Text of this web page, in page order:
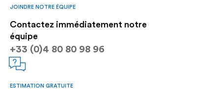
JOINDRE NOTRE ÉQUIPE
Contactez immédiatement notre
équipe
+33 (0)4 80 80 98 96
ESTIMATION GRATUITE